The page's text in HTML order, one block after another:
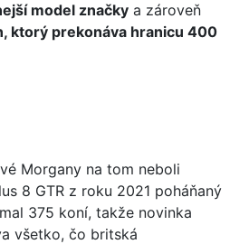
model značky a zároveň
ktorý prekonáva hranicu 400
Morgany na tom neboli
8 GTR z roku 2021 poháňaný
375 koní, takže novinka
všetko, čo britská